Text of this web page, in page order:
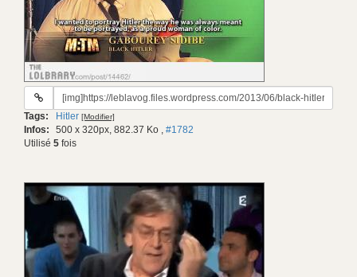
URL
gif:
Tags: Hitler [Modifier]
Infos: 500 x 320px, 882.37 Ko , #1782
Utilisé 5 fois